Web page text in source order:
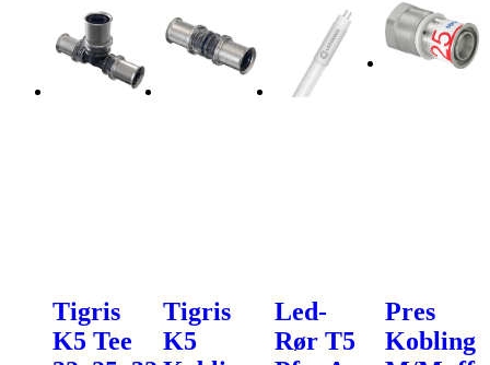
Tigris
K5 Tee
Tigris
K5
Led-
Rør T5
Pres
Kobling